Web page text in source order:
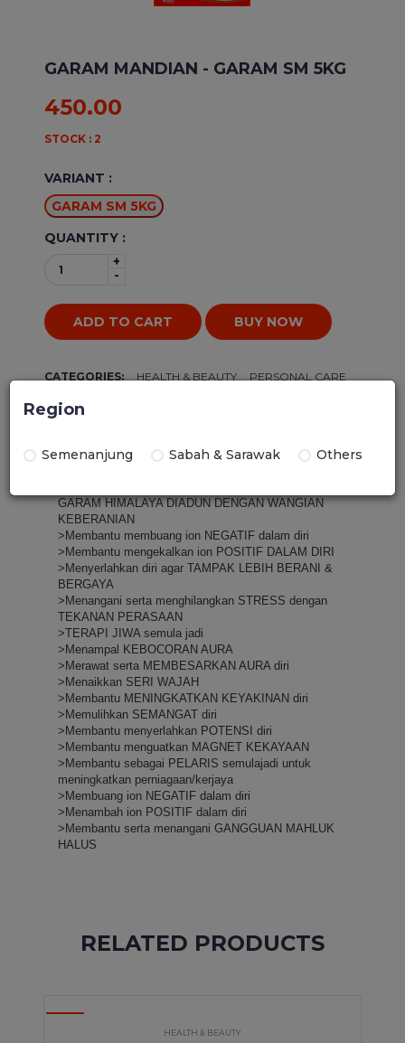
GARAM MANDIAN - GARAM SM 5KG
450.00
STOCK : 2
VARIANT :
GARAM SM 5KG
QUANTITY :
+
-
ADD TO CART BUY NOW
CATEGORIES: HEALTH & BEAUTY
PERSONAL CARE
GARAM HIMALAYA DIADUN DENGAN WANGIAN
KEBERANIAN
>Membantu membuang ion NEGATIF dalam diri
>Membantu mengekalkan ion POSITIF DALAM DIRI
>Menyerlahkan diri agar TAMPAK LEBIH BERANI &
BERGAYA
>Menangani serta menghilangkan STRESS dengan
TEKANAN PERASAAN
>TERAPI JIWA semula jadi
>Menampal KEBOCORAN AURA
>Merawat serta MEMBESARKAN AURA diri
>Menaikkan SERI WAJAH
>Membantu MENINGKATKAN KEYAKINAN diri
>Memulihkan SEMANGAT diri
>Membantu menyerlahkan POTENSI diri
>Membantu menguatkan MAGNET KEKAYAAN
>Membantu sebagai PELARIS semulajadi untuk
meningkatkan perniagaan/kerjaya
>Membuang ion NEGATIF dalam diri
>Menambah ion POSITIF dalam diri
>Membantu serta menangani GANGGUAN MAHLUK
HALUS
RELATED PRODUCTS
HEALTH & BEAUTY
Region
Semenanjung Sabah & Sarawak Others